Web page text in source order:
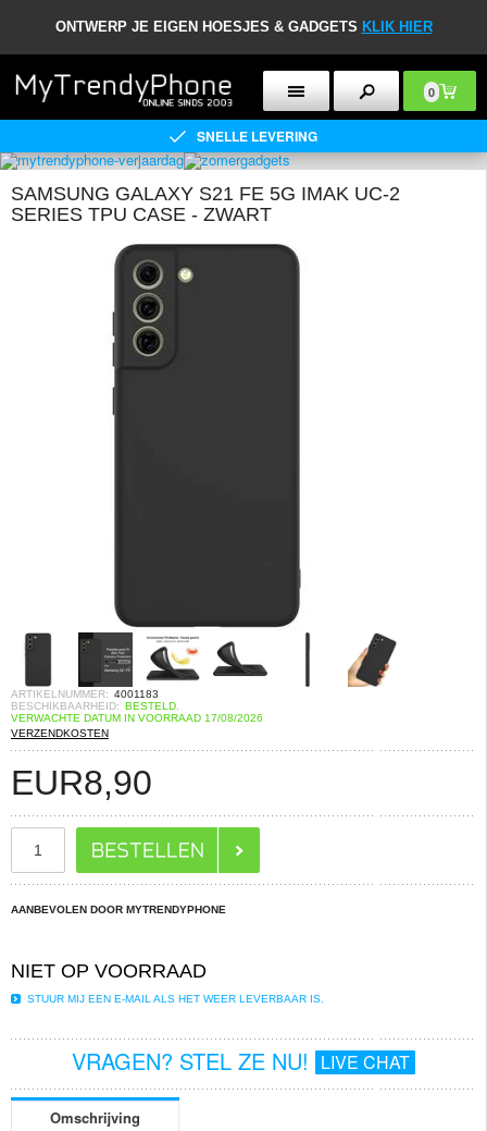
ONTWERP JE EIGEN HOESJES & GADGETS KLIK HIER
0
SNELLE LEVERING
SAMSUNG GALAXY S21 FE 5G IMAK UC-2
SERIES TPU CASE - ZWART
ARTIKELNUMMER: 4001183
BESCHIKBAARHEID: BESTELD.
VERWACHTE DATUM IN VOORRAAD 17/08/2026
VERZENDKOSTEN
EUR8,90
AANBEVOLEN DOOR MYTRENDYPHONE
NIET OP VOORRAAD
STUUR MIJ EEN E-MAIL ALS HET WEER LEVERBAAR IS.
VRAGEN? STEL ZE NU! LIVE CHAT
Omschrijving